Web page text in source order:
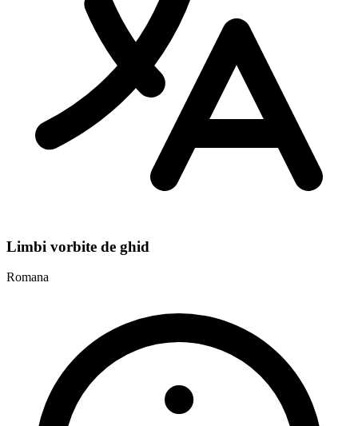
Limbi vorbite de ghid
Romana